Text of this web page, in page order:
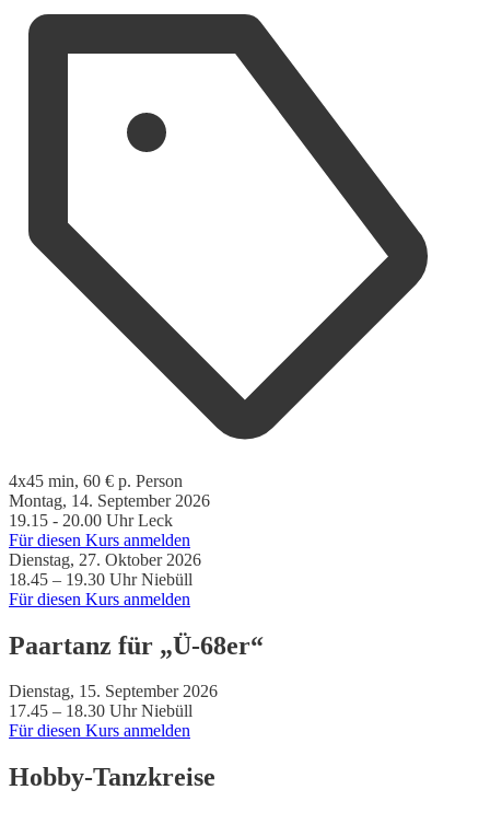
4x45 min, 60 € p. Person
Montag, 14. September 2026
19.15 - 20.00 Uhr Leck
Für diesen Kurs anmelden
Dienstag, 27. Oktober 2026
18.45 – 19.30 Uhr Niebüll
Für diesen Kurs anmelden
Paartanz für „Ü-68er“
Dienstag, 15. September 2026
17.45 – 18.30 Uhr Niebüll
Für diesen Kurs anmelden
Hobby-Tanzkreise